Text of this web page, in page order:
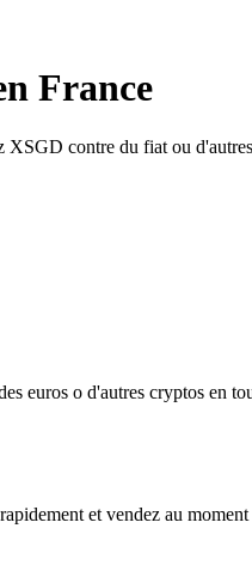
France
contre du fiat ou
euros o d'autres cryptos en
et vendez au moment